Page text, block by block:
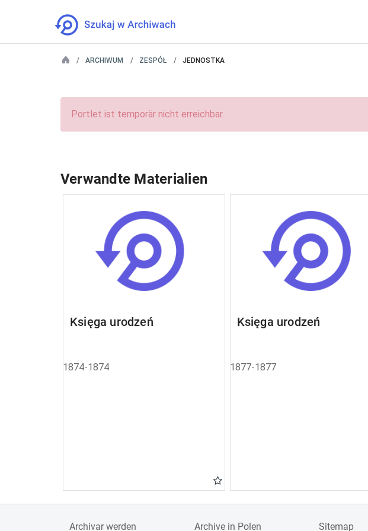
ARCHIWUM ZESPÓŁ JEDNOSTKA
Portlet ist temporär nicht erreichbar.
Verwandte Materialien
Księga urodzeń
1874-1874
Księga urodzeń
1877-1877
Archivar werden Archive in Polen Sitemap